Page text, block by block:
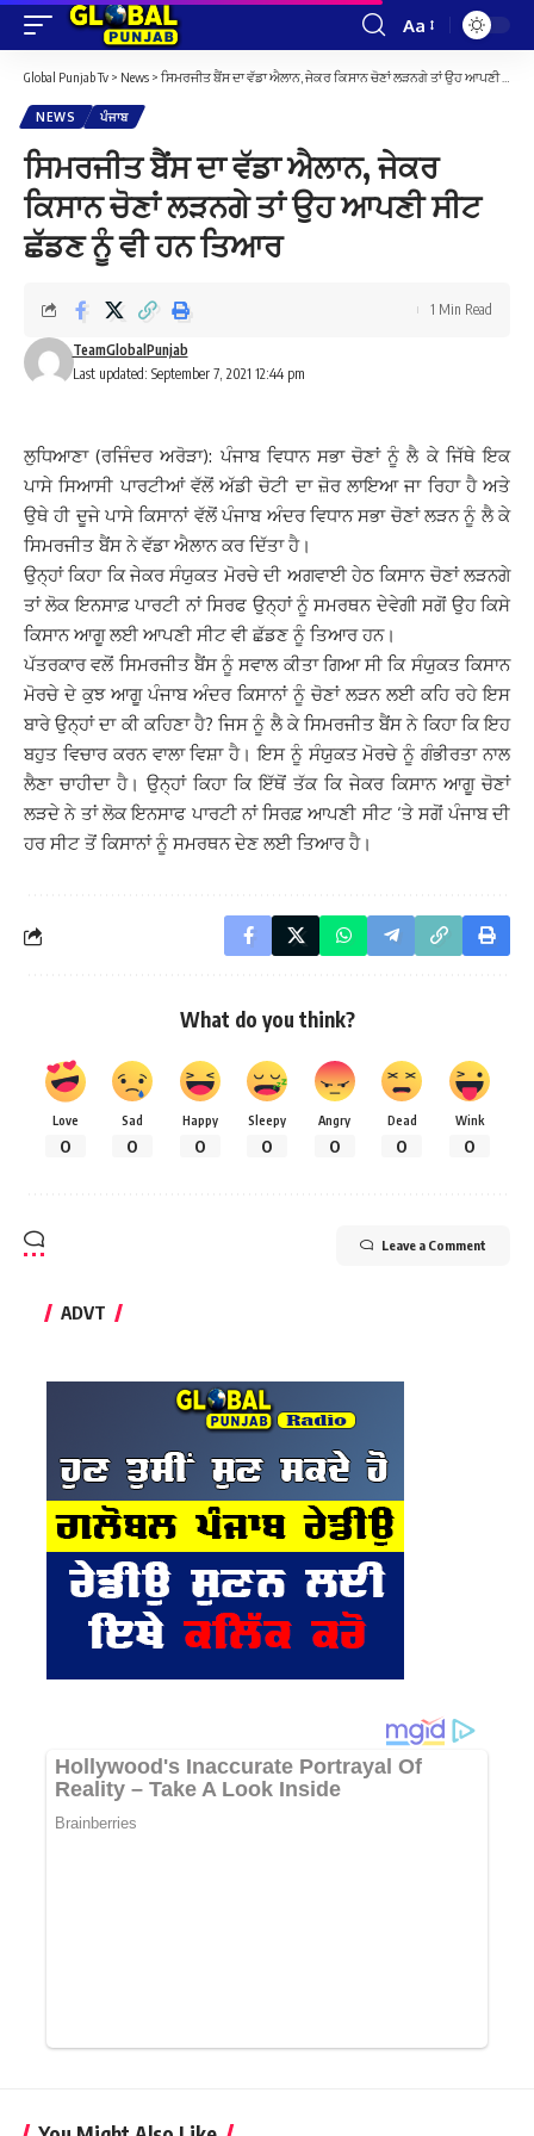
Font
Resizer
Aa
Global Punjab Tv > News > ਸਿਮਰਜੀਤ ਬੈਂਸ ਦਾ ਵੱਡਾ ਐਲਾਨ, ਜੇਕਰ ਕਿਸਾਨ ਚੋਣਾਂ ਲੜਨਗੇ ਤਾਂ ਉਹ ਆਪਣੀ ਸੀਟ ਛੱਡਣ ਨੂੰ ਵੀ ਹਨ ਤਿਆਰ
NEWS ਪੰਜਾਬ
ਸਿਮਰਜੀਤ ਬੈਂਸ ਦਾ ਵੱਡਾ ਐਲਾਨ, ਜੇਕਰ
ਕਿਸਾਨ ਚੋਣਾਂ ਲੜਨਗੇ ਤਾਂ ਉਹ ਆਪਣੀ ਸੀਟ
ਛੱਡਣ ਨੂੰ ਵੀ ਹਨ ਤਿਆਰ
Last updated: September 7, 2021 12:44 pm
TeamGlobalPunjab
1 Min Read
ਲੁਧਿਆਣਾ (ਰਜਿੰਦਰ ਅਰੋੜਾ): ਪੰਜਾਬ ਵਿਧਾਨ ਸਭਾ ਚੋਣਾਂ ਨੂੰ ਲੈ ਕੇ ਜਿੱਥੇ ਇਕ
ਪਾਸੇ ਸਿਆਸੀ ਪਾਰਟੀਆਂ ਵੱਲੋਂ ਅੱਡੀ ਚੋਟੀ ਦਾ ਜ਼ੋਰ ਲਾਇਆ ਜਾ ਰਿਹਾ ਹੈ ਅਤੇ
ਉਥੇ ਹੀ ਦੂਜੇ ਪਾਸੇ ਕਿਸਾਨਾਂ ਵੱਲੋਂ ਪੰਜਾਬ ਅੰਦਰ ਵਿਧਾਨ ਸਭਾ ਚੋਣਾਂ ਲੜਨ ਨੂੰ ਲੈ ਕੇ
ਸਿਮਰਜੀਤ ਬੈਂਸ ਨੇ ਵੱਡਾ ਐਲਾਨ ਕਰ ਦਿੱਤਾ ਹੈ।
ਉਨ੍ਹਾਂ ਕਿਹਾ ਕਿ ਜੇਕਰ ਸੰਯੁਕਤ ਮੋਰਚੇ ਦੀ ਅਗਵਾਈ ਹੇਠ ਕਿਸਾਨ ਚੋਣਾਂ ਲੜਨਗੇ
ਤਾਂ ਲੋਕ ਇਨਸਾਫ਼ ਪਾਰਟੀ ਨਾਂ ਸਿਰਫ ਉਨ੍ਹਾਂ ਨੂੰ ਸਮਰਥਨ ਦੇਵੇਗੀ ਸਗੋਂ ਉਹ ਕਿਸੇ
ਕਿਸਾਨ ਆਗੂ ਲਈ ਆਪਣੀ ਸੀਟ ਵੀ ਛੱਡਣ ਨੂੰ ਤਿਆਰ ਹਨ।
ਪੱਤਰਕਾਰ ਵਲੋਂ ਸਿਮਰਜੀਤ ਬੈਂਸ ਨੂੰ ਸਵਾਲ ਕੀਤਾ ਗਿਆ ਸੀ ਕਿ ਸੰਯੁਕਤ ਕਿਸਾਨ
ਮੋਰਚੇ ਦੇ ਕੁਝ ਆਗੂ ਪੰਜਾਬ ਅੰਦਰ ਕਿਸਾਨਾਂ ਨੂੰ ਚੋਣਾਂ ਲੜਨ ਲਈ ਕਹਿ ਰਹੇ ਇਸ
ਬਾਰੇ ਉਨ੍ਹਾਂ ਦਾ ਕੀ ਕਹਿਣਾ ਹੈ? ਜਿਸ ਨੂੰ ਲੈ ਕੇ ਸਿਮਰਜੀਤ ਬੈਂਸ ਨੇ ਕਿਹਾ ਕਿ ਇਹ
ਬਹੁਤ ਵਿਚਾਰ ਕਰਨ ਵਾਲਾ ਵਿਸ਼ਾ ਹੈ। ਇਸ ਨੂੰ ਸੰਯੁਕਤ ਮੋਰਚੇ ਨੂੰ ਗੰਭੀਰਤਾ ਨਾਲ
ਲੈਣਾ ਚਾਹੀਦਾ ਹੈ। ਉਨ੍ਹਾਂ ਕਿਹਾ ਕਿ ਇੱਥੋਂ ਤੱਕ ਕਿ ਜੇਕਰ ਕਿਸਾਨ ਆਗੂ ਚੋਣਾਂ
ਲੜਦੇ ਨੇ ਤਾਂ ਲੋਕ ਇਨਸਾਫ ਪਾਰਟੀ ਨਾਂ ਸਿਰਫ਼ ਆਪਣੀ ਸੀਟ ‘ਤੇ ਸਗੋਂ ਪੰਜਾਬ ਦੀ
ਹਰ ਸੀਟ ਤੋਂ ਕਿਸਾਨਾਂ ਨੂੰ ਸਮਰਥਨ ਦੇਣ ਲਈ ਤਿਆਰ ਹੈ।
What do you think?
Love
0
Sad
0
Happy
0
Sleepy
0
Angry
0
Dead
0
Wink
0
Leave a Comment
ADVT